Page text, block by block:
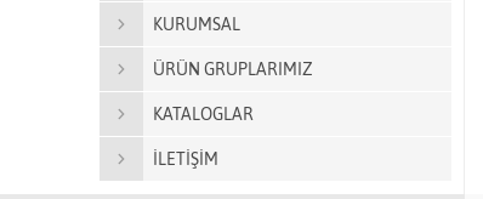
KURUMSAL
ÜRÜN GRUPLARIMIZ
KATALOGLAR
İLETİŞİM